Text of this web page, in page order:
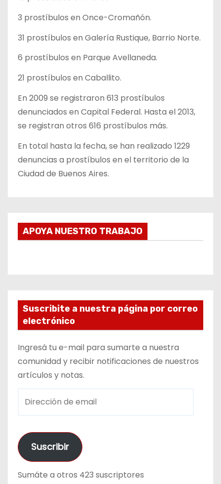
3 prostíbulos en Once-Cromañón.
31 prostíbulos en Galería Rustique, Barrio Norte.
6 prostíbulos en Parque Avellaneda.
21 prostíbulos en Caballito.
En 2009 se registraron 613 prostíbulos
denunciados en Capital Federal. Hasta el 2013,
se registran otros 616 prostíbulos más.
En total hasta la fecha, se han realizado 1229
denuncias a prostíbulos en el territorio de la
Ciudad de Buenos Aires.
APOYA NUESTRO TRABAJO
Suscribite a nuestra página por correo
electrónico
Ingresá tu e-mail para sumarte a nuestra
comunidad y recibir notificaciones de nuestros
artículos y notas.
e
c
i
Suscribir
Sumáte a otros 423 suscriptores